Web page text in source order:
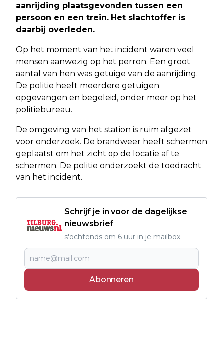
aanrijding plaatsgevonden tussen een
persoon en een trein. Het slachtoffer is
daarbij overleden.
Op het moment van het incident waren veel
mensen aanwezig op het perron. Een groot
aantal van hen was getuige van de aanrijding.
De politie heeft meerdere getuigen
opgevangen en begeleid, onder meer op het
politiebureau.
De omgeving van het station is ruim afgezet
voor onderzoek. De brandweer heeft schermen
geplaatst om het zicht op de locatie af te
schermen. De politie onderzoekt de toedracht
van het incident.
Schrijf je in voor de dagelijkse
nieuwsbrief
s'ochtends om 6 uur in je mailbox
Abonneren